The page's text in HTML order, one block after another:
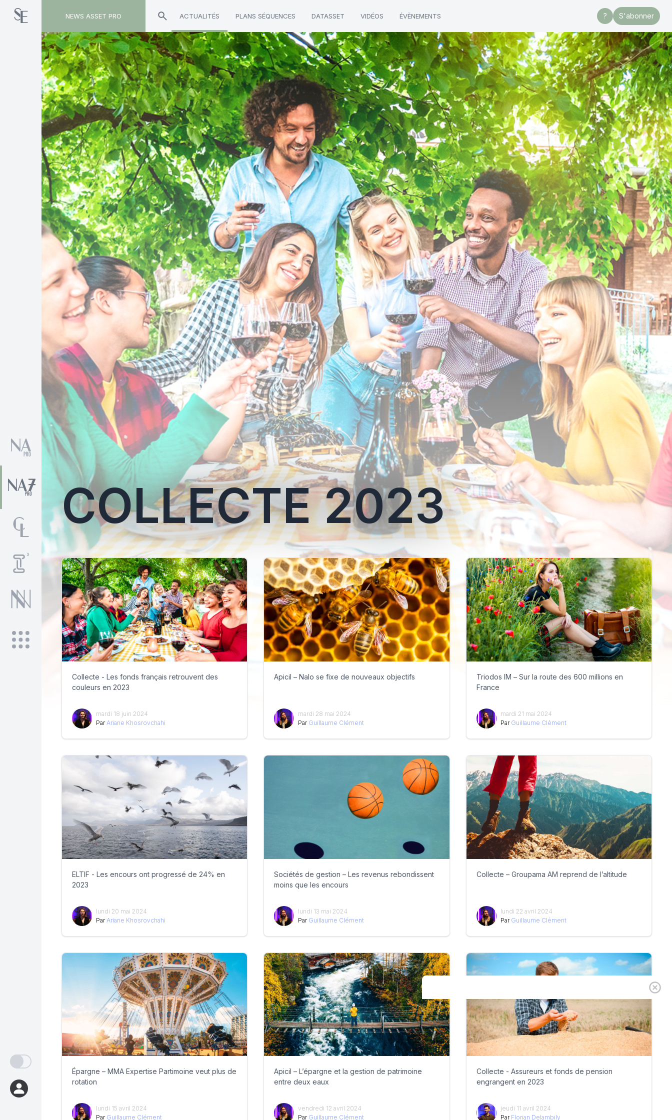
NEWS ASSET PRO ACTUALITÉS PLANS SÉQUENCES DATASSET VIDÉOS ÉVÈNEMENTS ? S'abonner
Toute l'actualité sur le tag "Collecte 2023"
COLLECTE 2023
Collecte - Les fonds français retrouvent des
couleurs en 2023
mardi 18 juin 2024
Par Ariane Khosrovchahi
Apicil – Nalo se fixe de nouveaux objectifs
mardi 28 mai 2024
Par Guillaume Clément
Triodos IM – Sur la route des 600 millions en
France
mardi 21 mai 2024
Par Guillaume Clément
ELTIF - Les encours ont progressé de 24% en
2023
lundi 20 mai 2024
Par Ariane Khosrovchahi
Sociétés de gestion – Les revenus rebondissent
moins que les encours
lundi 13 mai 2024
Par Guillaume Clément
Collecte – Groupama AM reprend de l’altitude
lundi 22 avril 2024
Par Guillaume Clément
Épargne – MMA Expertise Partimoine veut plus de
rotation
lundi 15 avril 2024
Par Guillaume Clément
Apicil – L’épargne et la gestion de patrimoine
entre deux eaux
vendredi 12 avril 2024
Par Guillaume Clément
Collecte - Assureurs et fonds de pension
engrangent en 2023
jeudi 11 avril 2024
Par Florian Delambily